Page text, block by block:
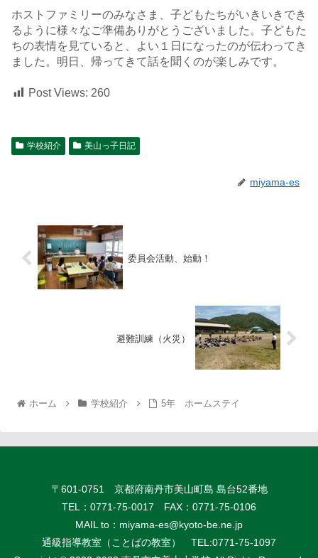
ホストファミリーのみなさま、子どもたちがいきいきでき
るように様々なご準備ありがとうございました。子どもた
ちの表情を見ていると、よい１日になったのが伝わってき
ました。明日、帰ってきて話を聞くのが楽しみです。
Post Views: 260
学校紹介 美山っ子日記
miyama-es
委員会活動、始動！
避難訓練（火災）
ホーム 学校紹介 5年 ホームステイ
〒601-0751 京都府南丹市美山町島 島台52番地
TEL：0771-75-0017 FAX：0771-75-0106
MAIL to： miyama-es@kyoto-be.ne.jp
通級指導教室（ことばの教室） TEL:0771-75-1097